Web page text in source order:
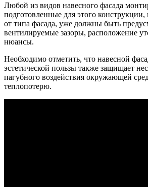
Любой из видов навесного фасада
подготовленные для этого конструкции,
от типа фасада, уже должны быть
вентилируемые зазоры, расположение
нюансы.
Необходимо отметить, что навесной
эстетической пользы также защищает
пагубного воздействия окружающей
теплопотерю.